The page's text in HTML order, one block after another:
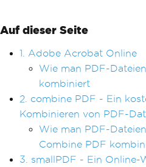
Auf dieser Seite
1. Adobe Acrobat Online
Wie man PDF-
kombiniert
2. combine PDF - Ein
Kombinieren von PDF-
Wie man PDF-
Combine PDF
3. smallPDF - Ein Online-